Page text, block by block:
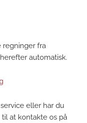
regninger fra
automatisk.
eller har du
at kontakte os på